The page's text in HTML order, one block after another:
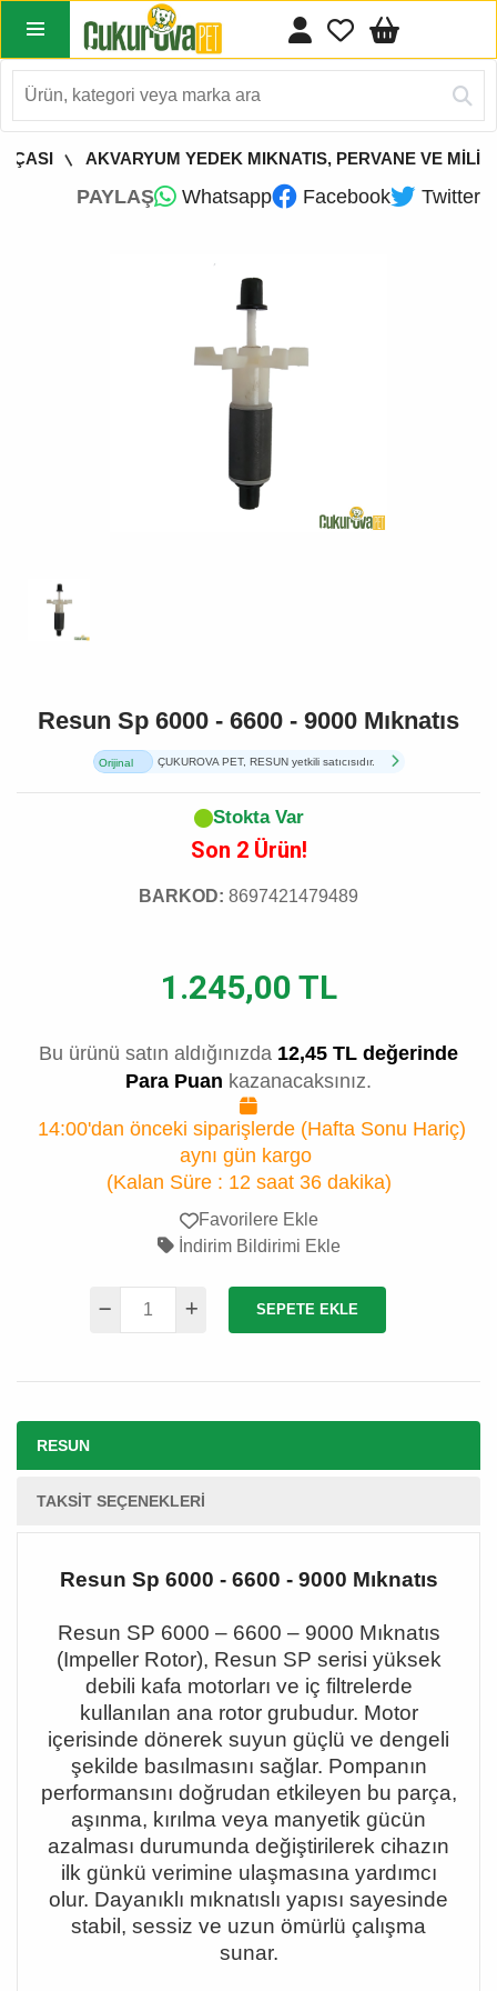
AKVARYUM YEDEK MIKNATIS, PERVANE VE MİLİ
PAYLAŞ Whatsapp Facebook Twitter
Resun Sp 6000 - 6600 - 9000 Mıknatıs
Orijinal
ÇUKUROVA PET, RESUN yetkili satıcısıdır.
Stokta Var
Son 2 Ürün!
BARKOD: 8697421479489
1.245,00 TL
Bu ürünü satın aldığınızda 12,45 TL değerinde
Para Puan kazanacaksınız.
14:00'dan önceki siparişlerde (Hafta Sonu Hariç)
aynı gün kargo
(Kalan Süre : 12 saat 36 dakika)
Favorilere Ekle
İndirim Bildirimi Ekle
SEPETE EKLE
RESUN
TAKSIT SEÇENEKLERI
Resun Sp 6000 - 6600 - 9000 Mıknatıs
Resun SP 6000 – 6600 – 9000 Mıknatıs
(Impeller Rotor), Resun SP serisi yüksek
debili kafa motorları ve iç filtrelerde
kullanı lan ana rotor grubudur. Motor
içerisinde dönerek suyun güç ü ve dengeli
şekilde bası lmasını sağ lar. Pompanın
performansını doğrudan etkileyen bu parça,
aşınma, kırı lma veya manyetik gücün
azalması durumunda değiştirilerek cihazın
ilk günkü verimine ulaşmasına yardımcı
olur. Dayanıkl ı mıknatısl ı yapısı sayesinde
stabil, sessiz ve uzun ömürl ü çal ışma
sunar.